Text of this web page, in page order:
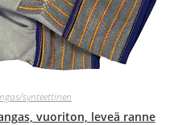
synteettinen
vuoriton, leveä ranne